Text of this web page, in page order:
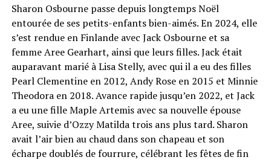
Sharon Osbourne passe depuis longtemps Noël
entourée de ses petits-enfants bien-aimés. En 2024, elle
s’est rendue en Finlande avec Jack Osbourne et sa
femme Aree Gearhart, ainsi que leurs filles. Jack était
auparavant marié à Lisa Stelly, avec qui il a eu des filles
Pearl Clementine en 2012, Andy Rose en 2015 et Minnie
Theodora en 2018. Avance rapide jusqu’en 2022, et Jack
a eu une fille Maple Artemis avec sa nouvelle épouse
Aree, suivie d’Ozzy Matilda trois ans plus tard. Sharon
avait l’air bien au chaud dans son chapeau et son
écharpe doublés de fourrure, célébrant les fêtes de fin